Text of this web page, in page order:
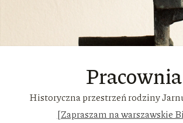
Pracownia
Historyczna przestrzeń rodziny
[Zapraszam na warszawskie